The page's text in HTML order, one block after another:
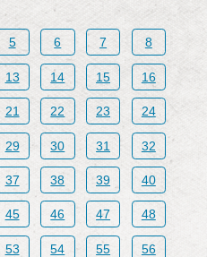
5 6 7 8
13 14 15 16
21 22 23 24
29 30 31 32
37 38 39 40
45 46 47 48
53 54 55 56